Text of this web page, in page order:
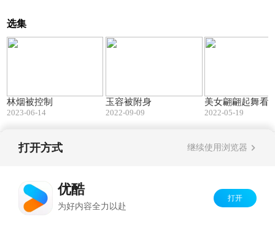
选集
林烟被控制
2023-06-14
玉容被附身
2022-09-09
美女翩翩起舞看
2022-05-19
版权所有
打开方式 继续使用浏览器
优酷
为好内容全力以赴
打开